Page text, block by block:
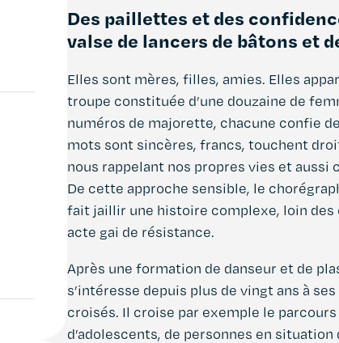
Des paillettes et des
valse de lancers de bâtons et
Elles sont mères, filles, amies. Elles
troupe constituée d’une douzaine de
numéros de majorette, chacune confie
mots sont sincères, francs, touchent
nous rappelant nos propres vies et
De cette approche sensible, le
fait jaillir une histoire complexe, loin des
acte gai de résistance.
Après une formation de danseur et de
s’intéresse depuis plus de vingt ans à
croisés. Il croise par exemple le
d’adolescents, de personnes en